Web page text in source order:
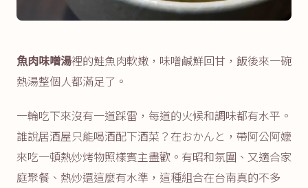
魚肉味噌湯裡的鮭魚肉軟嫩，味噌鹹鮮回甘，飯後來一碗
熱湯整個人都滿足了。
一輪吃下來沒有一道踩雷，每道的火候和調味都有水平。
誰說居酒屋只能喝酒配下酒菜？在おかんと，帶阿公阿嬤
來吃一頓熱炒烤物照樣賓主盡歡。有昭和氛圍、又適合家
庭聚餐、熱炒還這麼有水準，這種組合在台南真的不多